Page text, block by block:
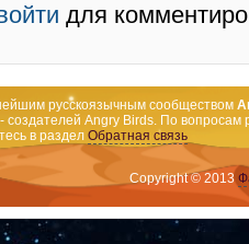
для
русскоязычным сообществом
создателей Angry Birds. По вопросам
в раздел Обратная связь
Copyright © 2013